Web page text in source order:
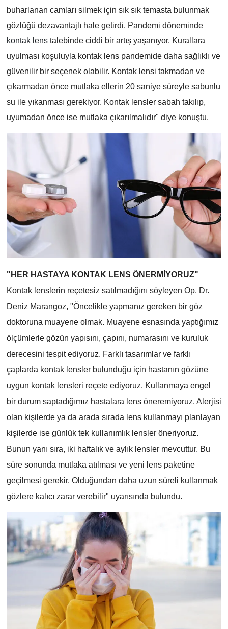
buharlanan camları silmek için sık sık temasta bulunmak
gözlüğü dezavantajlı hale getirdi. Pandemi döneminde
kontak lenstalebinde ciddi bir artış yaşanıyor. Kurallara
uyulması koşuluyla kontak lens pandemide daha sağlıklı ve
güvenilir bir seçenek olabilir. Kontak lensi takmadan ve
çıkarmadan önce mutlaka ellerin 20 saniye süreyle sabunlu
su ile yıkanması gerekiyor. Kontak lensler sabah takılıp,
uyumadan önce ise mutlaka çıkarılmalıdır" diye konuştu.
"HER HASTAYA KONTAK LENS ÖNERMİYORUZ"
Kontak lenslerin reçetesiz satılmadığını söyleyen Op. Dr.
Deniz Marangoz, "Öncelikle yapmanız gereken bir göz
doktoruna muayene olmak. Muayene esnasında yaptığımız
ölçümlerle gözün yapısını, çapını, numarasını ve kuruluk
derecesini tespit ediyoruz. Farklı tasarımlar ve farklı
çaplarda kontak lensler bulunduğu için hastanın gözüne
uygun kontak lensleri reçete ediyoruz. Kullanmaya engel
bir durum saptadığımız hastalara lens öneremiyoruz. Alerjisi
olan kişilerde ya da arada sırada lens kullanmayı planlayan
kişilerde ise günlük tek kullanımlık lensler öneriyoruz.
Bunun yanı sıra, iki haftalık ve aylık lensler mevcuttur. Bu
süre sonunda mutlaka atılması ve yeni lens paketine
geçilmesi gerekir. Olduğundan daha uzun süreli kullanmak
gözlere kalıcı zarar verebilir" uyarısında bulundu.